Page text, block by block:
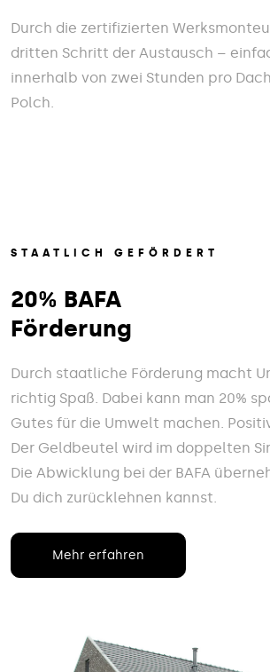
Durch die zertifizierten
dritten Schritt der Austausch –
innerhalb von zwei Stunden pro
Polch.
STAATLICH GEFÖRDERT
20% BAFA
Förderung
Durch staatliche Förderung macht
richtig Spaß. Dabei kann man 20%
Gutes für die Umwelt machen.
Der Geldbeutel wird im doppelten
Die Abwicklung bei der BAFA
Du dich zurücklehnen kannst.
Mehr erfahren